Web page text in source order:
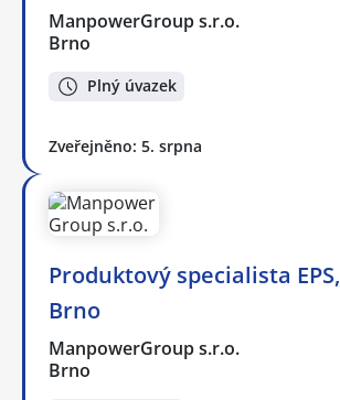
ManpowerGroup s.r.o.
Brno
Plný úvazek
Zveřejněno: 5. srpna
Produktový specialista EPS,
Brno
ManpowerGroup s.r.o.
Brno